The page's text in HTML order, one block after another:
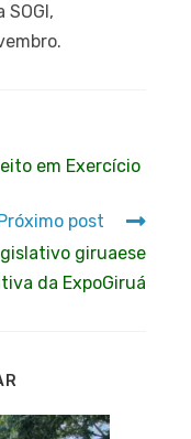
em Exercício
post
giruaese
da ExpoGiruá